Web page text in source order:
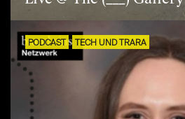
PODCAST TECH UND TRARA